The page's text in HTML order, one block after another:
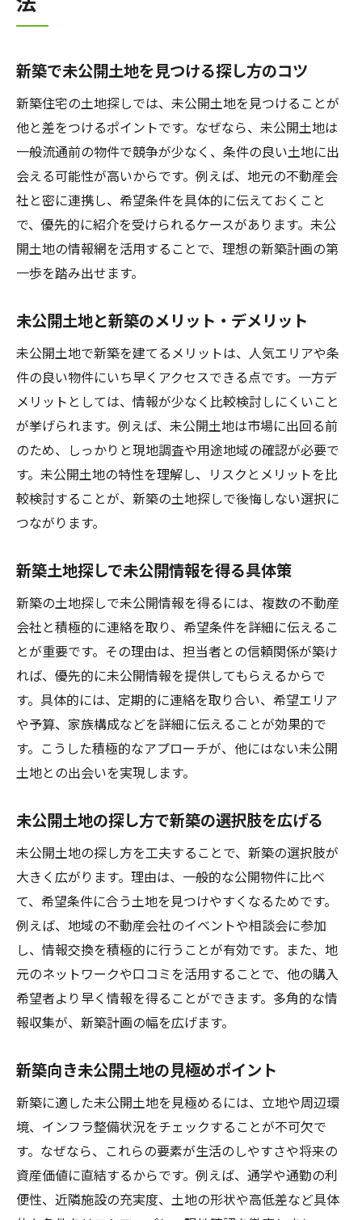
新築で未公開土地を見つける探し方のコツ
新築住宅の土地探しでは、未公開土地を見つけることが
他と差をつけるポイントです。なぜなら、未公開土地は
一般流通前の物件で競争が少なく、条件の良い土地に出
会える可能性が高いからです。例えば、地元の不動産会
社と密に連携し、希望条件を具体的に伝えておくこと
で、優先的に紹介を受けられるケースがあります。未公
開土地の情報網を活用することで、理想の新築計画の第
一歩を踏み出せます。
未公開土地と新築のメリット・デメリット
未公開土地で新築を建てるメリットは、人気エリアや条
件の良い物件にいち早くアクセスできる点です。一方デ
メリットとしては、情報が少なく比較検討しにくいこと
が挙げられます。例えば、未公開土地は市場に出回る前
のため、しっかりと現地調査や用途地域の確認が必要で
す。未公開土地の特性を理解し、リスクとメリットを比
較検討することが、新築の土地探しで後悔しない選択に
つながります。
新築土地探しで未公開情報を得る具体策
新築の土地探しで未公開情報を得るには、複数の不動産
会社と積極的に連絡を取り、希望条件を詳細に伝えるこ
とが重要です。その理由は、担当者との信頼関係が築け
れば、優先的に未公開情報を提供してもらえるからで
す。具体的には、定期的に連絡を取り合い、希望エリア
や予算、家族構成などを詳細に伝えることが効果的で
す。こうした積極的なアプローチが、他にはない未公開
土地との出会いを実現します。
未公開土地の探し方で新築の選択肢を広げる
未公開土地の探し方を工夫することで、新築の選択肢が
大きく広がります。理由は、一般的な公開物件に比べ
て、希望条件に合う土地を見つけやすくなるためです。
例えば、地域の不動産会社のイベントや相談会に参加
し、情報交換を積極的に行うことが有効です。また、地
元のネットワークや口コミを活用することで、他の購入
希望者より早く情報を得ることができます。多角的な情
報収集が、新築計画の幅を広げます。
新築向き未公開土地の見極めポイント
新築に適した未公開土地を見極めるには、立地や周辺環
境、インフラ整備状況をチェックすることが不可欠で
す。なぜなら、これらの要素が生活のしやすさや将来の
資産価値に直結するからです。例えば、通学や通勤の利
便性、近隣施設の充実度、土地の形状や高低差など具体